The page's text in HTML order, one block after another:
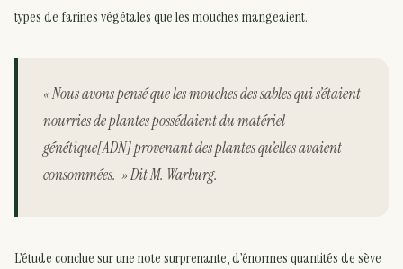
types de farines végétales que les mouches mangeaient.
« Nous avons pensé que les mouches des sables qui s’étaient
nourries de plantes possédaient du matériel
génétique[ADN] provenant des plantes qu’elles avaient
consommées. » Dit M. Warburg.
L’étude conclue sur une note surprenante, d’énormes quantités de sève